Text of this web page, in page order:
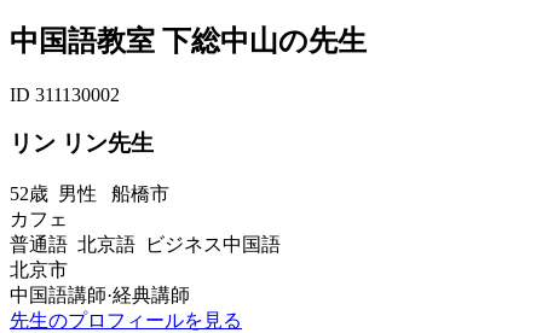
中国語教室 下総中山の先生
ID 311130002
リン リン先生
52歳 男性 船橋市
カフェ
普通語 北京語 ビジネス中国語
北京市
中国語講師·経典講師
先生のプロフィールを見る